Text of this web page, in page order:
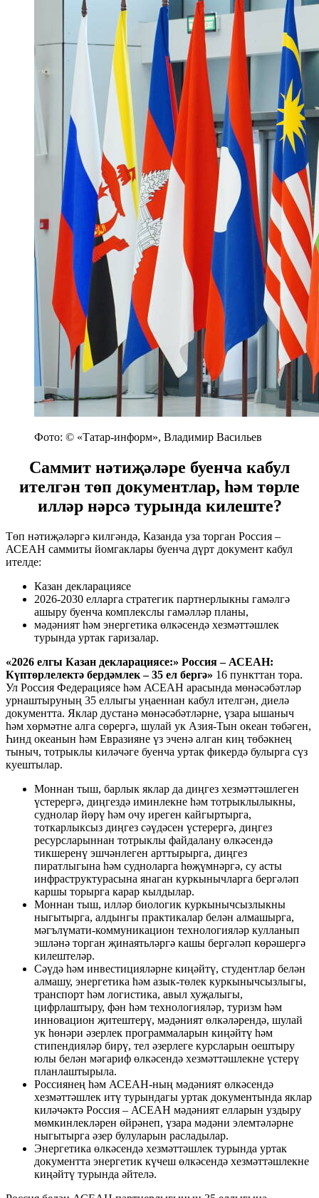
Фото: © «Татар-информ», Владимир Васильев
Саммит нәтиҗәләре буенча кабул
ителгән төп документлар, һәм төрле
илләр нәрсә турында килеште?
Төп нәтиҗәләргә килгәндә, Казанда уза торган Россия –
АСЕАН саммиты йомгаклары буенча дүрт документ кабул
ителде:
Казан декларациясе
2026-2030 елларга стратегик партнерлыкны гамәлгә
ашыру буенча комплекслы гамәлләр планы,
мәдәният һәм энергетика өлкәсендә хезмәттәшлек
турында уртак гаризалар.
«2026 елгы Казан декларациясе:» Россия – АСЕАН:
Күптөрлелектә бердәмлек – 35 ел бергә» 16 пункттан тора.
Ул Россия Федерациясе һәм АСЕАН арасында мөнәсәбәтләр
урнаштыруның 35 еллыгы уңаеннан кабул ителгән, диелә
документта. Яклар дустанә мөнәсәбәтләрне, үзара ышаныч
һәм хөрмәтне алга сөрергә, шулай ук Азия-Тын океан төбәген,
Һинд океанын һәм Евразияне үз эченә алган киң төбәкнең
тыныч, тотрыклы киләчәге буенча уртак фикердә булырга сүз
куештылар.
Моннан тыш, барлык яклар да диңгез хезмәттәшлеген
үстерергә, диңгездә иминлекне һәм тотрыклылыкны,
суднолар йөрү һәм очу иреген кайгыртырга,
тоткарлыксыз диңгез сәүдәсен үстерергә, диңгез
ресурсларыннан тотрыклы файдалану өлкәсендә
тикшеренү эшчәнлеген арттырырга, диңгез
пиратлыгына һәм судноларга һөҗүмнәргә, су асты
инфраструктурасына янаган куркынычларга бергәләп
каршы торырга карар кылдылар.
Моннан тыш, илләр биологик куркынычсызлыкны
ныгытырга, алдынгы практикалар белән алмашырга,
мәгълүмати-коммуникацион технологияләр кулланып
эшләнә торган җинаятьләргә кашы бергәләп көрәшергә
килештеләр.
Сәүдә һәм инвестицияләрне киңәйтү, студентлар белән
алмашу, энергетика һәм азык-төлек куркынычсызлыгы,
транспорт һәм логистика, авыл хуҗалыгы,
цифрлаштыру, фән һәм технологияләр, туризм һәм
инновацион җитештерү, мәдәният өлкәләрендә, шулай
ук һөнәри әзерлек программаларын киңәйтү һәм
стипендияләр бирү, тел әзерлеге курсларын оештыру
юлы белән мәгариф өлкәсендә хезмәттәшлекне үстерү
планлаштырыла.
Россиянең һәм АСЕАН-ның мәдәният өлкәсендә
хезмәттәшлек итү турындагы уртак документында яклар
киләчәктә Россия – АСЕАН мәдәният елларын уздыру
мөмкинлекләрен өйрәнеп, үзара мәдәни элемтәләрне
ныгытырга әзер булуларын расладылар.
Энергетика өлкәсендә хезмәттәшлек турында уртак
документта энергетик күчеш өлкәсендә хезмәттәшлекне
киңәйтү турында әйтелә.